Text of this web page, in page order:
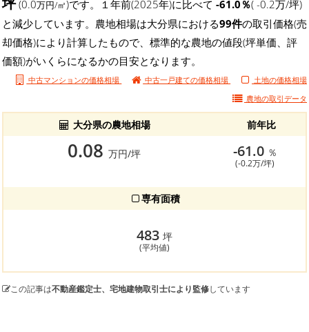
(0.0万円/㎡)です。１年前(2025年)に比べて -61.0％( -0.2万/坪)
と減少しています。農地相場は大分県における99件の取引価格(売
却価格)により計算したもので、標準的な農地の値段(坪単価、評
価額)がいくらになるかの目安となります。
中古マンションの価格相場 中古一戸建ての価格相場
土地の価格相場
農地の取引データ
大分県の農地相場 前年比
0.08 万円/坪 -61.0 ％
(-0.2万/坪)
専有面積
483 坪
(平均値)
この記事は不動産鑑定士、宅地建物取引士により監修しています